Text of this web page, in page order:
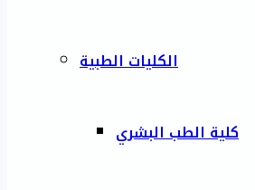
الكليات الطبية
كلية الطب البشري